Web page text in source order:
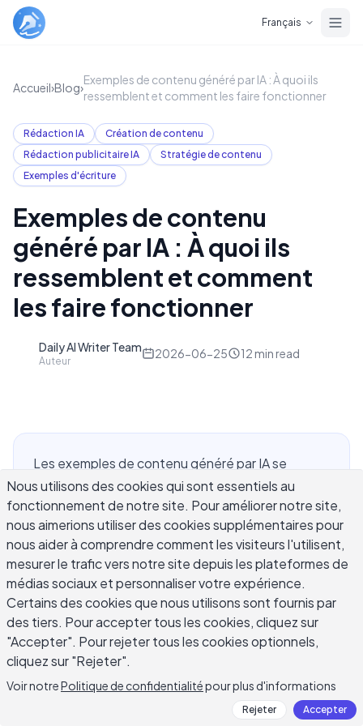
Français
Accueil›Blog›
Exemples de contenu généré par IA : À quoi ils
ressemblent et comment les faire fonctionner
Rédaction IA
Création de contenu
Rédaction publicitaire IA
Stratégie de contenu
Exemples d'écriture
Exemples de contenu
généré par IA : À quoi ils
ressemblent et comment
les faire fonctionner
Daily AI Writer Team
Auteur
2026-06-25 12 min read
Les exemples de contenu généré par IA se
présentent sous de nombreuses formes : une
description de produit qui a pris trois secondes à
écrire, une ligne d'objet de courrier qui a surpassé
une version écrite par un humain dans un test A/B,
une réponse d'assistance client qui a résolu une
plainte en un message. Comprendre à quoi
ressemblent réellement ces exemples, ce qui
sépare la sortie utile du remplissage générique, et
où l'édition est non négociable vous aide à tirer
une vraie valeur des outils de rédaction IA au lieu
de publier du texte qui se reflète mal sur votre
marque. Ce guide couvre des exemples concrets
Nous utilisons des cookies qui sont essentiels au
fonctionnement de notre site. Pour améliorer notre site,
nous aimerions utiliser des cookies supplémentaires pour
nous aider à comprendre comment les visiteurs l'utilisent,
mesurer le trafic vers notre site depuis les plateformes de
médias sociaux et personnaliser votre expérience.
Certains des cookies que nous utilisons sont fournis par
des tiers. Pour accepter tous les cookies, cliquez sur
"Accepter". Pour rejeter tous les cookies optionnels,
cliquez sur "Rejeter".
Voir notrePolitique de confidentialitépour plus d'informations
Rejeter Accepter